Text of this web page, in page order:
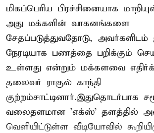
மிகப்பெரிய பிரச்சினையாக
அது மக்களின் வாகனங்களை
சேதப்படுத்துவதோடு, அவர்களிடம்
நேரடியாக பணத்தை பறிக்கும்
உள்ளது என்றும் மக்களவை
தலைவர் ராகுல் காந்தி
குற்றம்சாட்டினார்.இதுதொடர்பாக
வலைதளமான 'எக்ஸ்' தளத்தில்
வெளியிட்டுள்ள வீடியோவில்